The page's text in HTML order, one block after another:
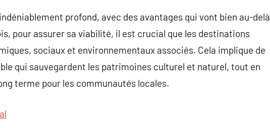
profond, avec des avantages qui vont bien au-delà
pour assurer sa viabilité, il est crucial que les destinations
sociaux et environnementaux associés. Cela implique de
qui sauvegardent les patrimoines culturel et naturel, tout en
terme pour les communautés locales.